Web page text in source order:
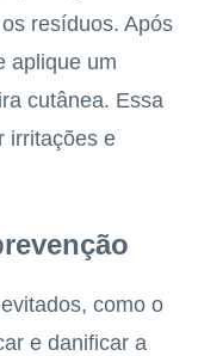
resíduos. Após
aplique um
cutânea. Essa
irritações e
como o
e danificar a